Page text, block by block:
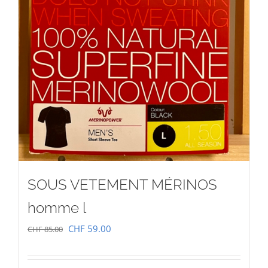
SOUS VETEMENT MÉRINOS
homme l
CHF85.00 Le
initial
CHF 59.00
actuel